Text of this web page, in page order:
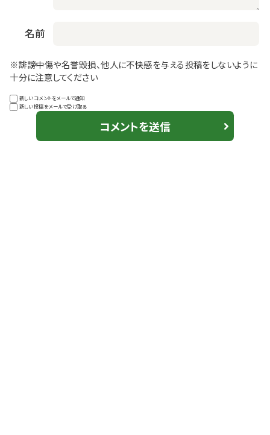
名前
※誹謗中傷や名誉毀損、他人に不快感を与える投稿をしないように
十分に注意してください
新しいコメントをメールで通知
新しい投稿をメールで受け取る
コメントを送信